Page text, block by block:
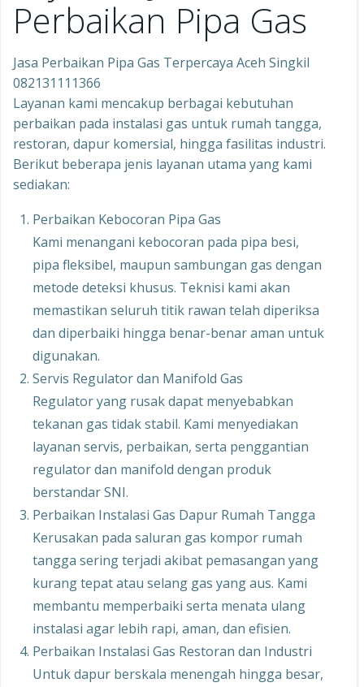
Perbaikan Pipa Gas
Jasa Perbaikan Pipa Gas Terpercaya Aceh Singkil
082131111366
Layanan kami mencakup berbagai kebutuhan
perbaikan pada instalasi gas untuk rumah tangga,
restoran, dapur komersial, hingga fasilitas industri.
Berikut beberapa jenis layanan utama yang kami
sediakan:
Perbaikan Kebocoran Pipa Gas
Kami menangani kebocoran pada pipa besi,
pipa fleksibel, maupun sambungan gas dengan
metode deteksi khusus. Teknisi kami akan
memastikan seluruh titik rawan telah diperiksa
dan diperbaiki hingga benar-benar aman untuk
digunakan.
Servis Regulator dan Manifold Gas
Regulator yang rusak dapat menyebabkan
tekanan gas tidak stabil. Kami menyediakan
layanan servis, perbaikan, serta penggantian
regulator dan manifold dengan produk
berstandar SNI.
Perbaikan Instalasi Gas Dapur Rumah Tangga
Kerusakan pada saluran gas kompor rumah
tangga sering terjadi akibat pemasangan yang
kurang tepat atau selang gas yang aus. Kami
membantu memperbaiki serta menata ulang
instalasi agar lebih rapi, aman, dan efisien.
Perbaikan Instalasi Gas Restoran dan Industri
Untuk dapur berskala menengah hingga besar,